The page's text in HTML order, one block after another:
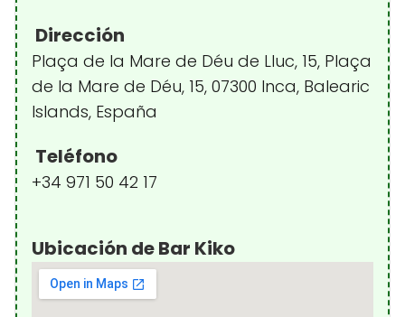
Dirección
Plaça de la Mare de Déu de Lluc, 15, Plaça
de la Mare de Déu, 15, 07300 Inca, Balearic
Islands, España
Teléfono
+34 971 50 42 17
Ubicación de Bar Kiko